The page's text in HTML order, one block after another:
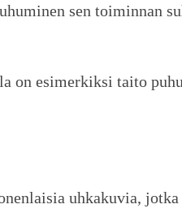
sen toiminnan
on esimerkiksi taito
uhkakuvia,